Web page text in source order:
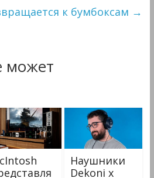
к бумбоксам →
может
Наушники
Dekoni x